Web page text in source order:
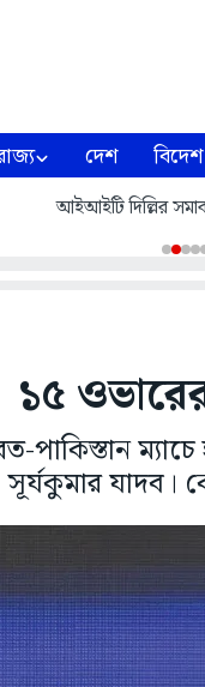
দেশ বিদেশ
আইআইটি দিল্লির
১৫
পাকিস্তান
সূর্যকুমার যাদব।